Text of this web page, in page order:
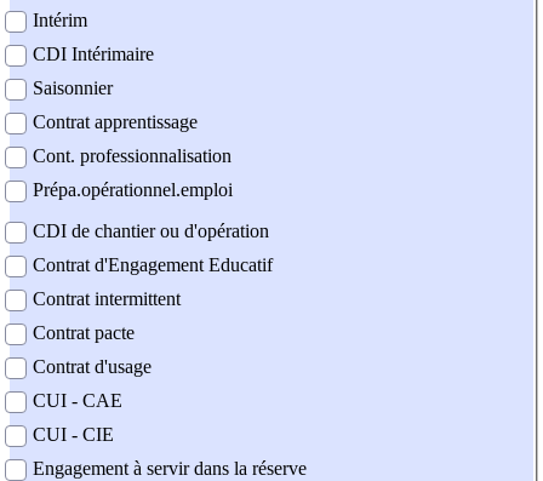
Intérim
CDI Intérimaire
Saisonnier
Contrat apprentissage
Cont. professionnalisation
Prépa.opérationnel.emploi
CDI de chantier ou d'opération
Contrat d'Engagement Educatif
Contrat intermittent
Contrat pacte
Contrat d'usage
CUI - CAE
CUI - CIE
Engagement à servir dans la réserve